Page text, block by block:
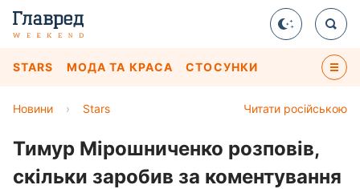
STARS МОДА ТА КРАСА СТОСУНКИ
Читати російською
Новини › Stars
Тимур Мірошниченко розповів,
скільки заробив за коментування